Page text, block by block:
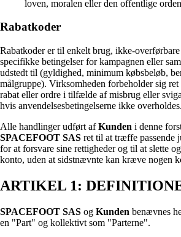
loven, moralen eller den offentlige
Rabatkoder
Rabatkoder er til enkelt brug, ikke-
specifikke betingelser for kampagnen eller
udstedt til (gyldighed, minimum købsbeløb,
målgruppe). Virksomheden forbeholder sig
rabat eller ordre i tilfælde af misbrug eller
hvis anvendelsesbetingelserne ikke overholdes.
Alle handlinger udført afKunden i denne
SPACEFOOT SAS ret til at træffe passende
for at forsvare sine rettigheder og til at slette
konto, uden at sidstnævnte kan kræve nogen
ARTIKEL 1:
SPACEFOOT SAS og Kunden benævnes
en "Part" og kollektivt som "Parterne".